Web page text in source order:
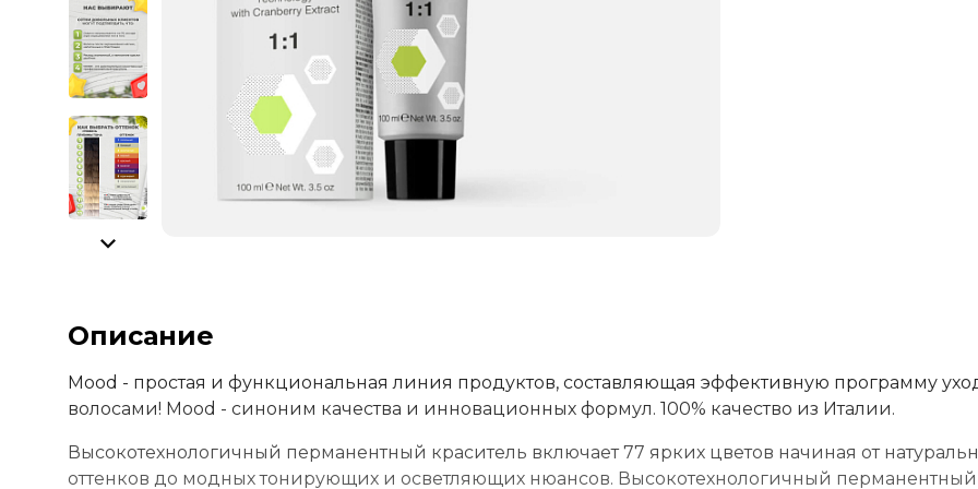
Описание
Mood - простая и функциональная линия продуктов, составляющая эффективную программу
волосами! Mood - синоним качества и инновационных формул. 100% качество из Италии.
Высокотехнологичный перманентный краситель включает 77 ярких цветов начиная от
оттенков до модных тонирующих и осветляющих нюансов. Высокотехнологичный перманентный